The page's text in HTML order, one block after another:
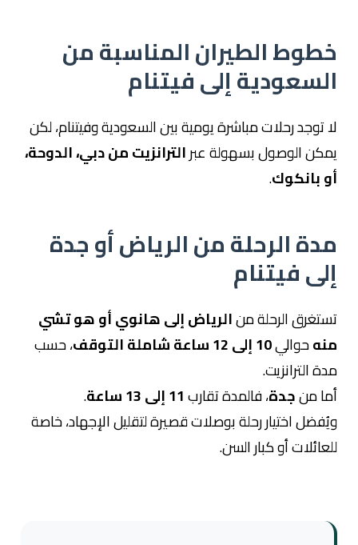
خطوط الطيران المناسبة من
السعودية إلى فيتنام
لا توجد رحلات مباشرة يومية بين السعودية وفيتنام، لكن
يمكن الوصول بسهولة عبرالترانزيت من دبي، الدوحة،
أو بانكوك.
مدة الرحلة من الرياض أو جدة
إلى فيتنام
تستغرق الرحلة منالرياض إلى هانوي أو هو تشي
منهحوالي10 إلى 12 ساعة شاملة التوقف
، حسب
مدة الترانزيت.
أما منجدة، فالمدة تقارب11 إلى 13 ساعة
.
ويُفضل اختيار رحلة بوصلات قصيرة لتقليل الإجهاد، خاصة
للعائلات أو كبار السن.